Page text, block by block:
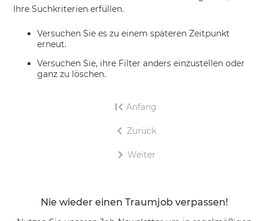
Ihre Suchkriterien erfüllen.
Versuchen Sie es zu einem späteren Zeitpunkt
erneut.
Versuchen Sie, ihre Filter anders einzustellen oder
ganz zu löschen.
Anfang
Zurück
Weiter
Nie wieder einen Traumjob verpassen!